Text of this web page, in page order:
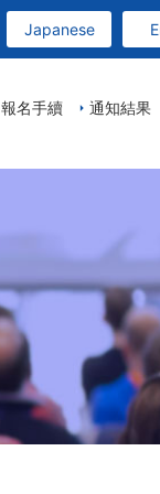
報名手續 通知結果
Japanese